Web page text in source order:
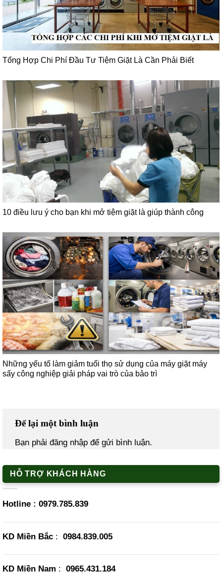
Tổng Hợp Chi Phí Đầu Tư Tiệm Giặt Là Cần Phải Biết
10 điều lưu ý cho bạn khi mở tiệm giặt là giúp thành công
Những yếu tố làm giảm tuổi thọ sử dụng của máy giặt máy
sấy công nghiệp giải pháp vai trò của bảo trì
Để lại một bình luận
Bạn phải đăng nhập để gửi bình luận.
HỖ TRỢ KHÁCH HÀNG
Hotline : 0979.785.839
KD Miền Bắc : 0984.839.005
KD Miền Nam : 0965.431.184